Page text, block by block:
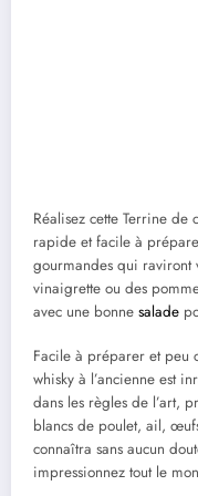
Réalisez cette Terrine de
rapide et facile à
gourmandes qui raviront
vinaigrette ou des
avec une bonne salade
Facile à préparer et peu
whisky à l’ancienne est
dans les règles de l’art,
blancs de poulet, ail,
connaîtra sans aucun
impressionnez tout le